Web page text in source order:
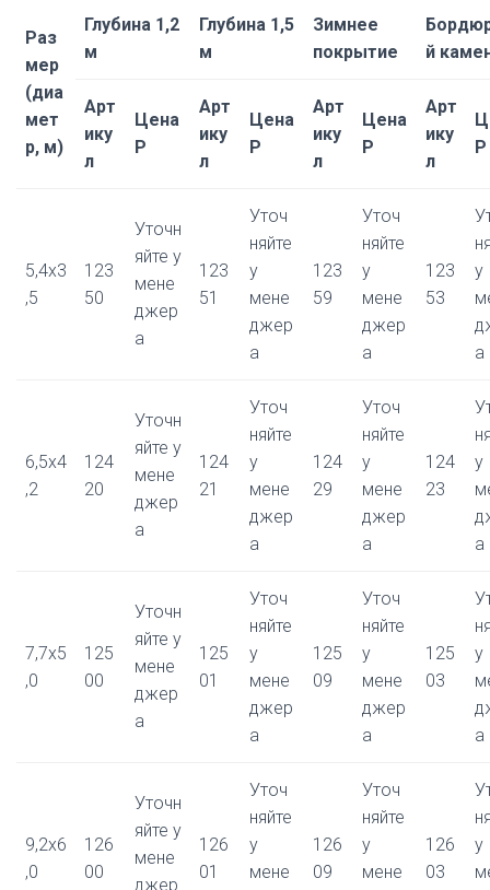
Раз
мер
(диа
мет
р, м)
Глубина 1,2
м
Глубина 1,5
м
Зимнее
покрытие
й
Арт
ику
л
Цена
Р
Арт
ику
л
Цена
Р
Арт
ику
л
Цена
Р
Арт
ику
л
Р
5,4x3
,5
123
50
Уточн
яйте у
мене
джер
а
123
51
Уточ
няйте
у
мене
джер
а
123
59
Уточ
няйте
у
мене
джер
а
123
53
у
а
6,5x4
,2
124
20
Уточн
яйте у
мене
джер
а
124
21
Уточ
няйте
у
мене
джер
а
124
29
Уточ
няйте
у
мене
джер
а
124
23
у
а
7,7x5
,0
125
00
Уточн
яйте у
мене
джер
а
125
01
Уточ
няйте
у
мене
джер
а
125
09
Уточ
няйте
у
мене
джер
а
125
03
у
а
9,2x6
,0
126
00
Уточн
яйте у
мене
джер
126
01
Уточ
няйте
у
мене
126
09
Уточ
няйте
у
мене
126
03
у